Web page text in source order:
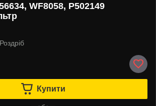
WF8058, P502149
Роздріб
Купити